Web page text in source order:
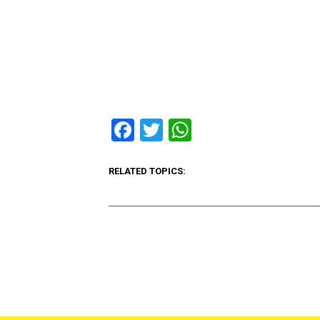
Facebook
Twitter
RELATED TOPICS: